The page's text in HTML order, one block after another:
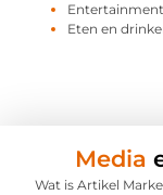
Entertainment
Eten en
Media
Wat is Artikel